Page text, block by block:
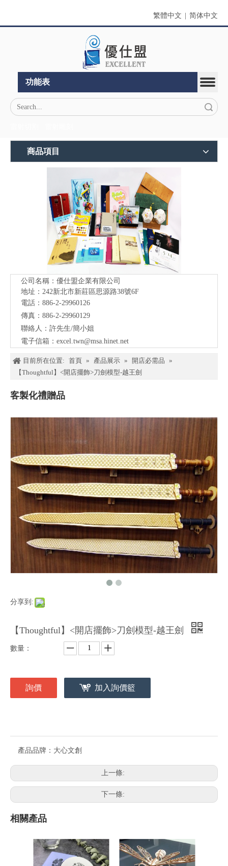
繁體中文 简体中文
功能表
商品項目
公司名稱：優仕盟企業有限公司
地址：242新北市新莊區思源路38號6F
電話：886-2-29960126
傳真：886-2-29960129
聯絡人：許先生/簡小姐
電子信箱： excel.twn@msa.hinet.net
目前所在位置: 首頁 » 產品展示 » 開店必需品 »
【Thoughtful】<開店擺飾>刀劍模型-越王劍
客製化禮贈品
分享到:
【Thoughtful】<開店擺飾>刀劍模型-越王劍
數量：
詢價 加入詢價籃
產品品牌： 大心文創
上一條:
下一條:
相關產品